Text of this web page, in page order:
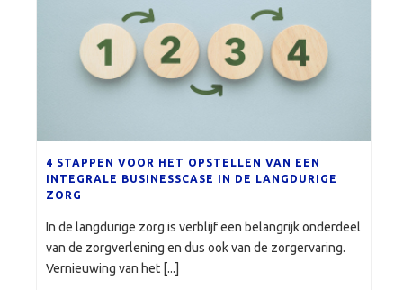
4 STAPPEN VOOR HET OPSTELLEN VAN EEN
INTEGRALE BUSINESSCASE IN DE LANGDURIGE
ZORG
In de langdurige zorg is verblijf een belangrijk onderdeel
van de zorgverlening en dus ook van de zorgervaring.
Vernieuwing van het [...]